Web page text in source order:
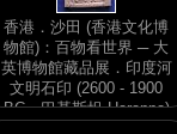
香港．沙田 (香港文化博
物館)：百物看世界 ─ 大
英博物館藏品展．印度河
文明石印 (2600 - 1900
BC，巴基斯坦 Harappa)